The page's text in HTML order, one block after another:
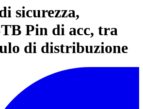
sicurezza,
Pin di acc, tra
di distribuzione